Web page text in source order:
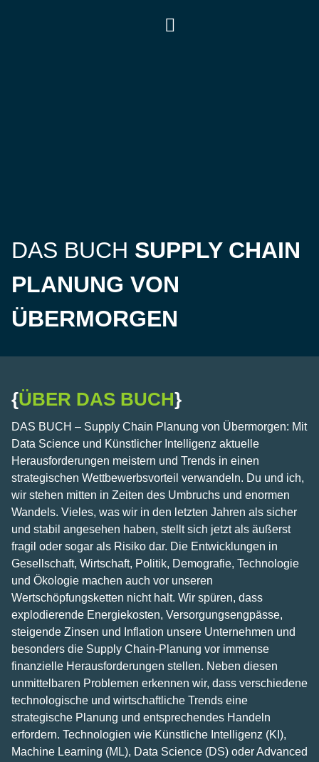
DAS BUCH SUPPLY CHAIN
PLANUNG VON
ÜBERMORGEN
{ÜBER DAS BUCH}
DAS BUCH – Supply Chain Planung von Übermorgen: Mit
Data Science und Künstlicher Intelligenz aktuelle
Herausforderungen meistern und Trends in einen
strategischen Wettbewerbsvorteil verwandeln. Du und ich,
wir stehen mitten in Zeiten des Umbruchs und enormen
Wandels. Vieles, was wir in den letzten Jahren als sicher
und stabil angesehen haben, stellt sich jetzt als äußerst
fragil oder sogar als Risiko dar. Die Entwicklungen in
Gesellschaft, Wirtschaft, Politik, Demografie, Technologie
und Ökologie machen auch vor unseren
Wertschöpfungsketten nicht halt. Wir spüren, dass
explodierende Energiekosten, Versorgungsengpässe,
steigende Zinsen und Inflation unsere Unternehmen und
besonders die Supply Chain-Planung vor immense
finanzielle Herausforderungen stellen. Neben diesen
unmittelbaren Problemen erkennen wir, dass verschiedene
technologische und wirtschaftliche Trends eine
strategische Planung und entsprechendes Handeln
erfordern. Technologien wie Künstliche Intelligenz (KI),
Machine Learning (ML), Data Science (DS) oder Advanced